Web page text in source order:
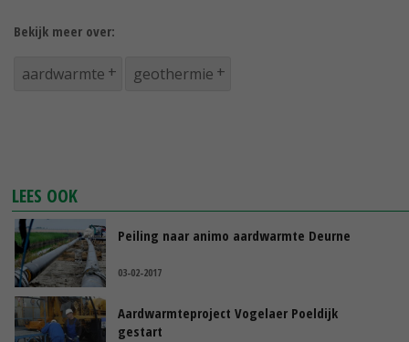
Bekijk meer over:
aardwarmte geothermie
LEES OOK
Peiling naar animo aardwarmte Deurne
03-02-2017
Aardwarmteproject Vogelaer Poeldijk
gestart